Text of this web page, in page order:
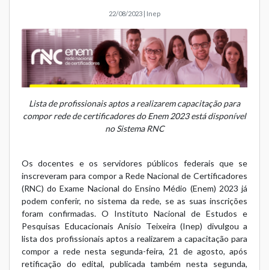
22/08/2023 | Inep
Lista de profissionais aptos a realizarem capacitação para
compor rede de certificadores do Enem 2023 está disponível
no Sistema RNC
Os docentes e os servidores públicos federais que se
inscreveram para compor a Rede Nacional de Certificadores
(RNC) do Exame Nacional do Ensino Médio (Enem) 2023 já
podem conferir, no sistema da rede, se as suas inscrições
foram confirmadas. O Instituto Nacional de Estudos e
Pesquisas Educacionais Anísio Teixeira (Inep) divulgou a
lista dos profissionais aptos a realizarem a capacitação para
compor a rede nesta segunda-feira, 21 de agosto, após
retificação do edital, publicada também nesta segunda,